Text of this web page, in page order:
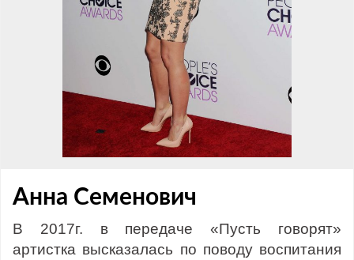
Анна Семенович
В 2017г. в передаче «Пусть говорят»
артистка высказалась по поводу воспитания